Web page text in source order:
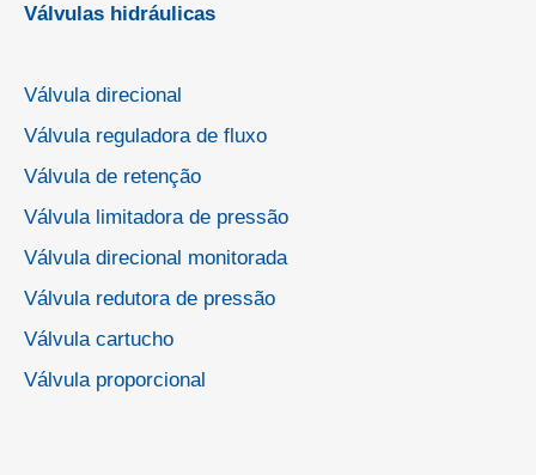
Válvulas hidráulicas
Válvula direcional
Válvula reguladora de fluxo
Válvula de retenção
Válvula limitadora de pressão
Válvula direcional monitorada
Válvula redutora de pressão
Válvula cartucho
Válvula proporcional